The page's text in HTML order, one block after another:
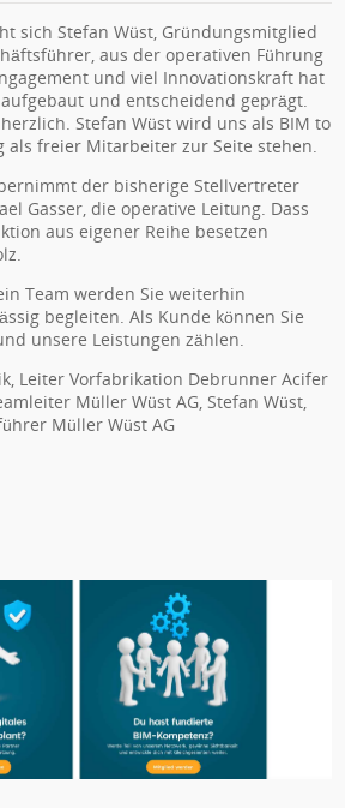
sich Stefan Wüst, Gründungsmitglied
aus der operativen Führung
und viel Innovationskraft hat
und entscheidend geprägt.
Stefan Wüst wird uns als BIM to
als freier Mitarbeiter zur Seite stehen.
der bisherige Stellvertreter
Gasser, die operative Leitung. Dass
aus eigener Reihe besetzen
Team werden Sie weiterhin
begleiten. Als Kunde können Sie
unsere Leistungen zählen.
Leiter Vorfabrikation Debrunner Acifer
Müller Wüst AG, Stefan Wüst,
Müller Wüst AG